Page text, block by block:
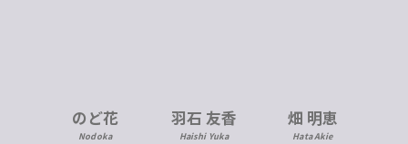
のど花
Nodoka
羽石 友香
Haishi Yuka
畑 明恵
Hata Akie